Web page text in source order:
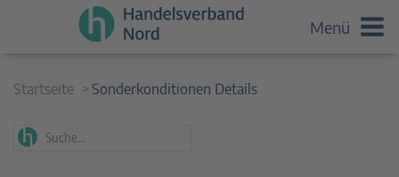
Menü
Startseite Sonderkonditionen Details